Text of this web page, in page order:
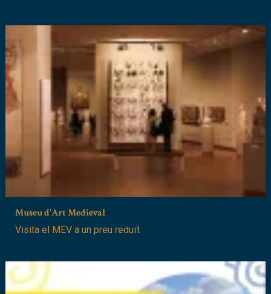
Museu d'Art Medieval
Visita el MEV a un preu reduït